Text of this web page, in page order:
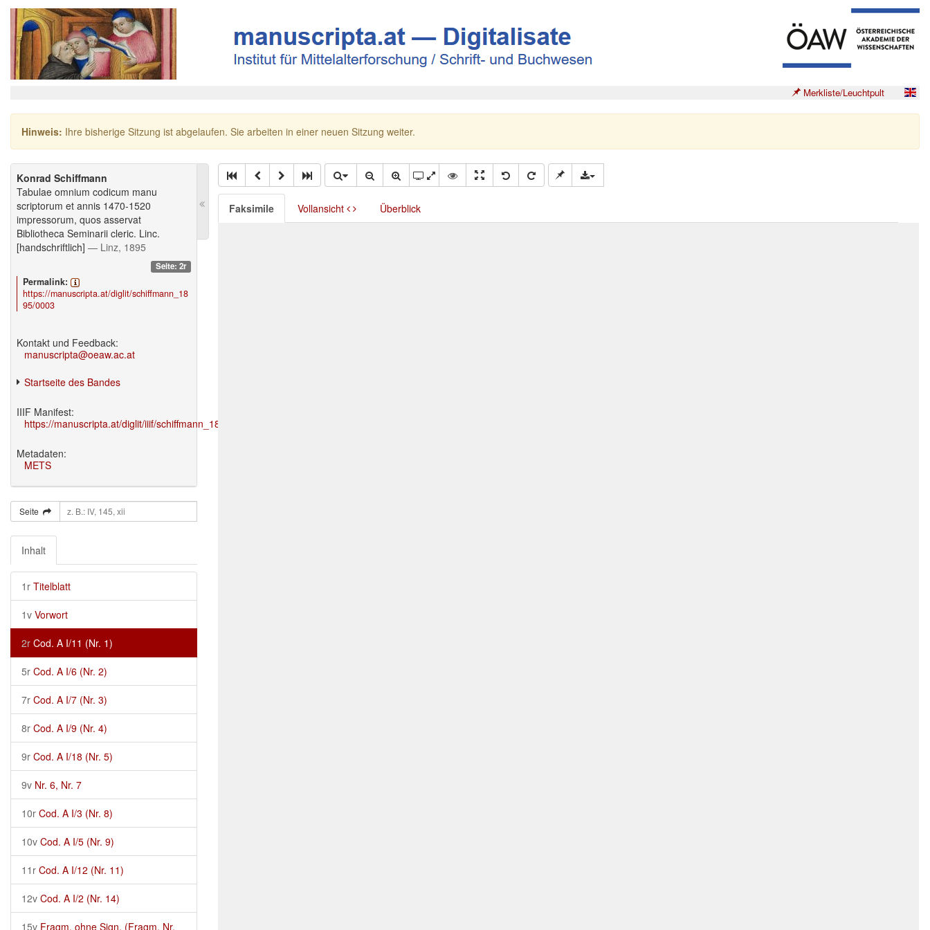
Merkliste/Leuchtpult
Hinweis: Ihre bisherige Sitzung ist abgelaufen. Sie arbeiten in einer neuen Sitzung weiter.
Konrad Schiffmann
Tabulae omnium codicum manu
scriptorum et annis 1470-1520
impressorum, quos asservat
Bibliotheca Seminarii cleric. Linc.
[handschriftlich] — Linz, 1895
Seite: 2r
Permalink:
https://manuscripta.at/diglit/schiffmann_18
95/0003
Kontakt und Feedback:
manuscripta@oeaw.ac.at
Startseite des Bandes
IIIF Manifest:
https://manuscripta.at/diglit/iiif/schiffmann_1895/manifest.json
Metadaten:
METS
Seite
Inhalt
1r Titelblatt
1v Vorwort
2r Cod. A I/11 (Nr. 1)
5r Cod. A I/6 (Nr. 2)
7r Cod. A I/7 (Nr. 3)
8r Cod. A I/9 (Nr. 4)
9r Cod. A I/18 (Nr. 5)
9v Nr. 6, Nr. 7
10r Cod. A I/3 (Nr. 8)
10v Cod. A I/5 (Nr. 9)
11r Cod. A I/12 (Nr. 11)
12v Cod. A I/2 (Nr. 14)
15v Fragm. ohne Sign. (Fragm. Nr.
Faksimile Vollansicht Überblick